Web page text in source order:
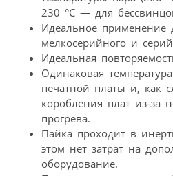
230 °С — для
Идеальное применение
мелкосерийного и
Идеальная
Одинаковая
печатной платы и, как
коробления плат из-за
прогрева.
Пайка проходит в
этом нет затрат на
оборудование.